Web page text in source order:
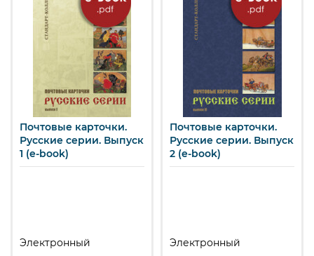
Почтовые карточки.
Русские серии. Выпуск
1 (e-book)
Электронный
Почтовые карточки.
Русские серии. Выпуск
2 (e-book)
Электронный